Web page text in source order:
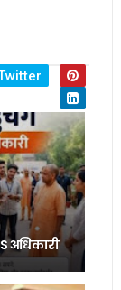
अधिकारी